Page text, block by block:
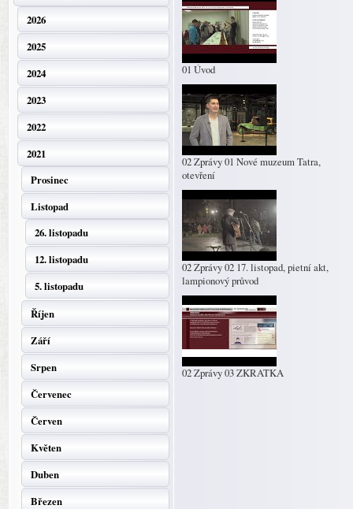
2026
2025
2024
2023
2022
2021
Prosinec
Listopad
26. listopadu
12. listopadu
5. listopadu
Říjen
Září
Srpen
Červenec
Červen
Květen
Duben
Březen
01 Úvod
02 Zprávy 01 Nové muzeum Tatra,
otevření
02 Zprávy 02 17. listopad, pietní akt,
lampionový průvod
02 Zprávy 03 ZKRATKA